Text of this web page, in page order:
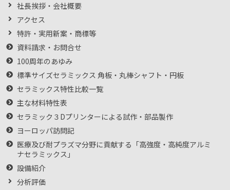
社長挨拶・会社概要
アクセス
特許・実用新案・商標等
資料請求・お問合せ
100周年のあゆみ
標準サイズセラミックス 角板・丸棒シャフト・円板
セラミックス特性比較一覧
主な材料特性表
セラミック３Dプリンターによる試作・部品製作
ヨーロッパ訪問記
医療及び耐プラズマ分野に貢献する「高強度・高純度アルミ
ナセラミックス」
設備紹介
分析評価